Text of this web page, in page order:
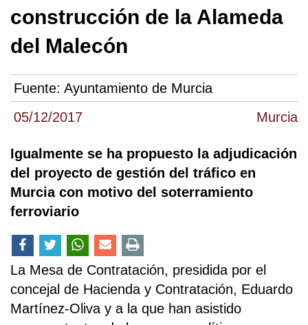
05/12/2017 Murcia
construcción de la Alameda
del Malecón
Fuente: Ayuntamiento de Murcia
Igualmente se ha propuesto la adjudicación
del proyecto de gestión del tráfico en
Murcia con motivo del soterramiento
ferroviario
La Mesa de Contratación, presidida por el
concejal de Hacienda y Contratación, Eduardo
Martínez-Oliva y a la que han asistido